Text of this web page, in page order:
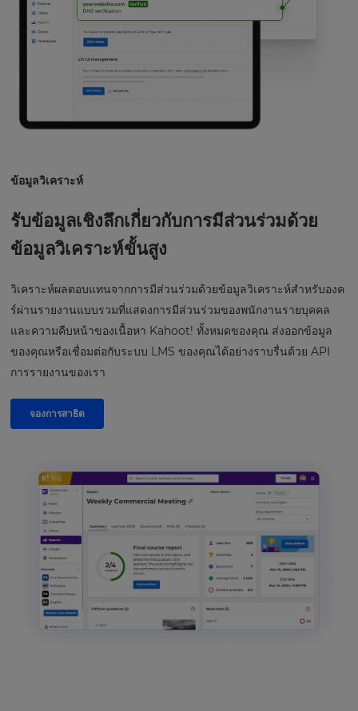
ข้อมูลวิเคราะห์
รับข้อมูลเชิงลึกเกี่ยวกับการมีส่วนร่วมด้วย
ข้อมูลวิเคราะห์ขั้นสูง
วิเคราะห์ผลตอบแทนจากการมีส่วนร่วมด้วยข้อมูลวิเคราะห์สำหรับองค
ร์ผ่านรายงานแบบรวมที่แสดงการมีส่วนร่วมของพนักงานรายบุคคล
และความคืบหน้าของเนื้อหา Kahoot! ทั้งหมดของคุณ ส่งออกข้อมูล
ของคุณหรือเชื่อมต่อกับระบบ LMS ของคุณได้อย่างราบรื่นด้วย API
การรายงานของเรา
จองการสาธิต